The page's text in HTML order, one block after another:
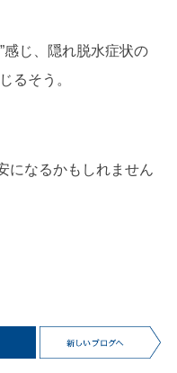
感じ、隠れ脱水症状の
るそう。
になるかもしれません